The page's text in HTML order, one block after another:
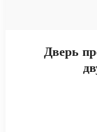
Дверь